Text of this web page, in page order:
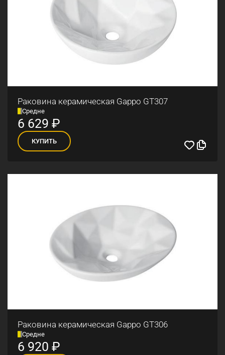
Раковина керамическая Gappo GT307
Средне
6 629 ₽
КУПИТЬ
Раковина керамическая Gappo GT306
Средне
6 920 ₽